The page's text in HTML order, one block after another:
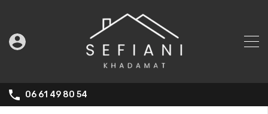
06 61 49 80 54